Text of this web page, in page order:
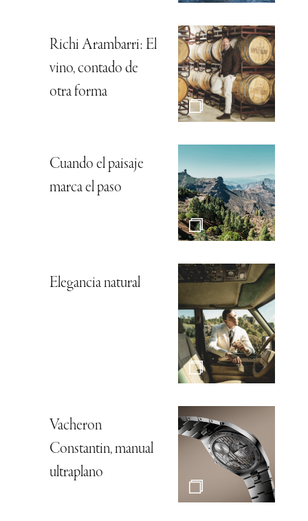
Richi Arambarri: El
vino, contado de
otra forma
Cuando el paisaje
marca el paso
Elegancia natural
Vacheron
Constantin, manual
ultraplano